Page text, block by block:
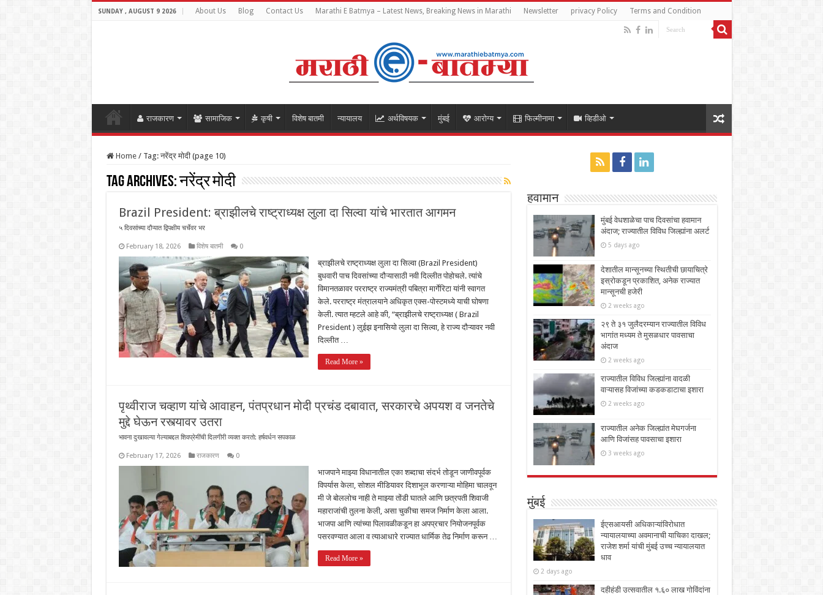
SUNDAY , AUGUST 9 2026 About Us Blog Contact Us Marathi E Batmya – Latest News, Breaking News in Marathi Newsletter privacy Policy Terms and Condition
राजकारण सामाजिक कृषी विशेष बातमी न्यायालय अर्थविषयक मुंबई आरोग्य फिल्मीनामा व्हिडीओ
Home / Tag:नरेंद्र मोदी(page 10)
Tag Archives:नरेंद्र मोदी
Brazil President: ब्राझीलचे राष्ट्राध्यक्ष लुला दा सिल्वा यांचे भारतात आगमन
५ दिवसांच्या दौऱ्यात द्विपक्षीय चर्चेवर भर
February 18, 2026 विशेष बातमी 0
ब्राझीलचे राष्ट्राध्यक्ष लुला दा सिल्वा (Brazil President)
बुधवारी पाच दिवसांच्या दौऱ्यासाठी नवी दिल्लीत पोहोचले. त्यांचे
विमानतळावर परराष्ट्र राज्यमंत्री पबित्रा मार्गेरिटा यांनी स्वागत
केले. परराष्ट्र मंत्रालयाने अधिकृत एक्स-पोस्टमध्ये याची घोषणा
केली. त्यात म्हटले आहे की, “ब्राझीलचे राष्ट्राध्यक्ष ( Brazil
President ) लुईझ इनासियो लुला दा सिल्वा, हे राज्य दौऱ्यावर नवी
दिल्लीत …
Read More »
पृथ्वीराज चव्हाण यांचे आवाहन, पंतप्रधान मोदी प्रचंड दबावात, सरकारचे अपयश व जनतेचे
मुद्दे घेऊन रस्त्यावर उतरा
भावना दुखावल्या गेल्याबद्दल शिवप्रेमींची दिलगीरी व्यक्त करतो: हर्षवर्धन सपकाळ
February 17, 2026 राजकारण 0
भाजपाने माझ्या विधानातील एका शब्दाचा संदर्भ तोडून जाणीवपूर्वक
विपर्यास केला, सोशल मीडियावर दिशाभूल करणाऱ्या मोहिमा चालवून
मी जे बोललोच नाही ते माझ्या तोंडी घातले आणि छत्रपती शिवाजी
महाराजांची तुलना केली, असा चुकीचा समज निर्माण केला आला.
भाजपा आणि त्यांच्या पिलावळीकडून हा अपप्रचार नियोजनपूर्वक
पसरवण्यात आला व त्याआधारे राज्यात धार्मिक तेढ निर्माण करून …
Read More »
हवामान
मुंबई वेधशाळेचा पाच दिवसांचा हवामान
अंदाज; राज्यातील विविध जिल्ह्यांना अलर्ट
5 days ago
देशातील मान्सूनच्या स्थितीची छायाचित्रे
इस्रोकडून प्रकाशित, अनेक राज्यात
मान्सूनची हजेरी
2 weeks ago
२९ ते ३१ जुलैदरम्यान राज्यातील विविध
भागांत मध्यम ते मुसळधार पावसाचा
अंदाज
2 weeks ago
राज्यातील विविध जिल्ह्यांना वादळी
वाऱ्यासह विजांच्या कडकडाटाचा इशारा
2 weeks ago
राज्यातील अनेक जिल्ह्यांत मेघगर्जना
आणि विजांसह पावसाचा इशारा
3 weeks ago
मुंबई
ईएसआयसी अधिकाऱ्यांविरोधात
न्यायालयाच्या अवमानाची याचिका दाखल;
राजेश शर्मा यांची मुंबई उच्च न्यायालयात
धाव
2 days ago
दहीहंडी उत्सवातील १.६० लाख गोविंदांना